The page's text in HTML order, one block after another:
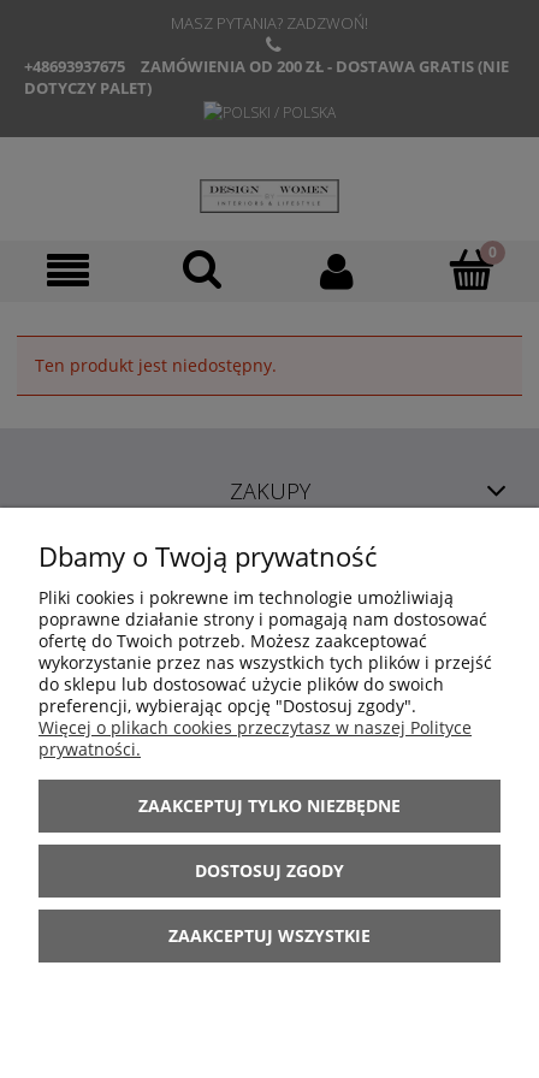
MASZ PYTANIA? ZADZWOŃ!
+48693937675
ZAMÓWIENIA OD 200 ZŁ - DOSTAWA GRATIS (NIE
DOTYCZY PALET)
Ten produkt jest niedostępny.
ZAKUPY
POMOC
MOJE KONTO
INFORMACJE
ARANŻACJE
BĄDŹ Z NAMI
Dbamy o Twoją prywatność
Pliki cookies i pokrewne im technologie umożliwiają
poprawne działanie strony i pomagają nam dostosować
ofertę do Twoich potrzeb. Możesz zaakceptować
wykorzystanie przez nas wszystkich tych plików i przejść
do sklepu lub dostosować użycie plików do swoich
preferencji, wybierając opcję "Dostosuj zgody".
Więcej o plikach cookies przeczytasz w naszej Polityce
prywatności.
ZAAKCEPTUJ TYLKO NIEZBĘDNE
DOSTOSUJ ZGODY
ZAAKCEPTUJ WSZYSTKIE